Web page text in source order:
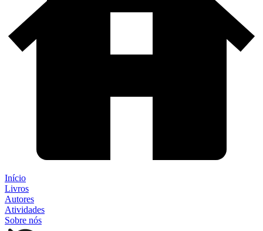
Início
Livros
Autores
Atividades
Sobre nós